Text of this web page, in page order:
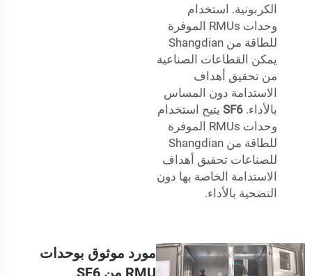
الكربونية. استخدام
وحدات RMUs الموفرة
للطاقة من Shangdian
يمكن القطاعات الصناعية
من تحقيق أهداف
الاستدامة دون المساس
بالأداء. SF6 يتيح استخدام
وحدات RMUs الموفرة
للطاقة من Shangdian
للصناعات تحقيق أهداف
الاستدامة الخاصة بها دون
التضحية بالأداء.
مورد موثوق بوحدات
RMU من SF6